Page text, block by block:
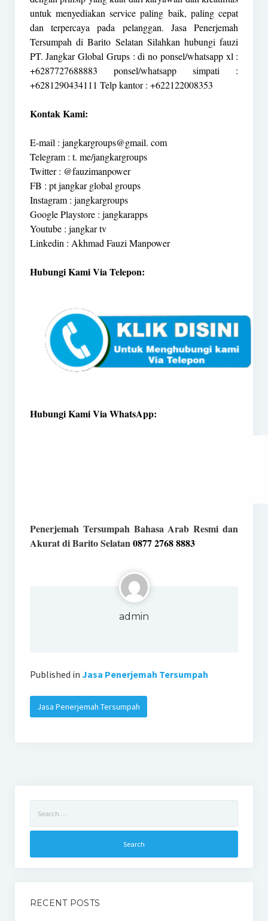
untuk menyediakan service paling baik, paling cepat
dan terpercaya pada pelanggan. Jasa Penerjemah
Tersumpah di Barito Selatan Silahkan hubungi fauzi
PT. Jangkar Global Grups : di no ponsel/whatsapp xl :
+6287727688883 ponsel/whatsapp simpati :
+6281290434111 Telp kantor : +622122008353
Kontak Kami:
E-mail : jangkargroups@gmail. com
Telegram : t. me/jangkargroups
Twitter : @fauzimanpower
FB : pt jangkar global groups
Instagram : jangkargroups
Google Playstore : jangkarapps
Youtube : jangkar tv
Linkedin : Akhmad Fauzi Manpower
Hubungi Kami Via Telepon:
Hubungi Kami Via WhatsApp:
Penerjemah Tersumpah Bahasa Arab Resmi dan
Akurat di Barito Selatan0877 2768 8883
admin
Published in Jasa Penerjemah Tersumpah
Jasa Penerjemah Tersumpah
for:
RECENT POSTS